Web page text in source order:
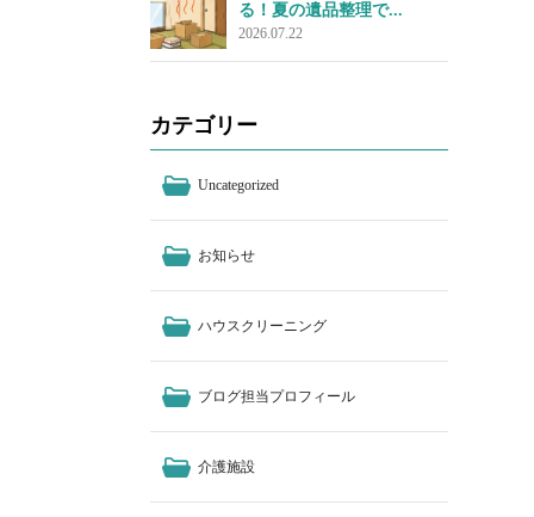
る！夏の遺品整理で...
2026.07.22
カテゴリー
Uncategorized
お知らせ
ハウスクリーニング
ブログ担当プロフィール
介護施設